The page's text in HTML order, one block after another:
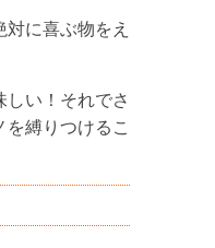
に喜ぶ物をえ
い！それでさ
縛りつけるこ